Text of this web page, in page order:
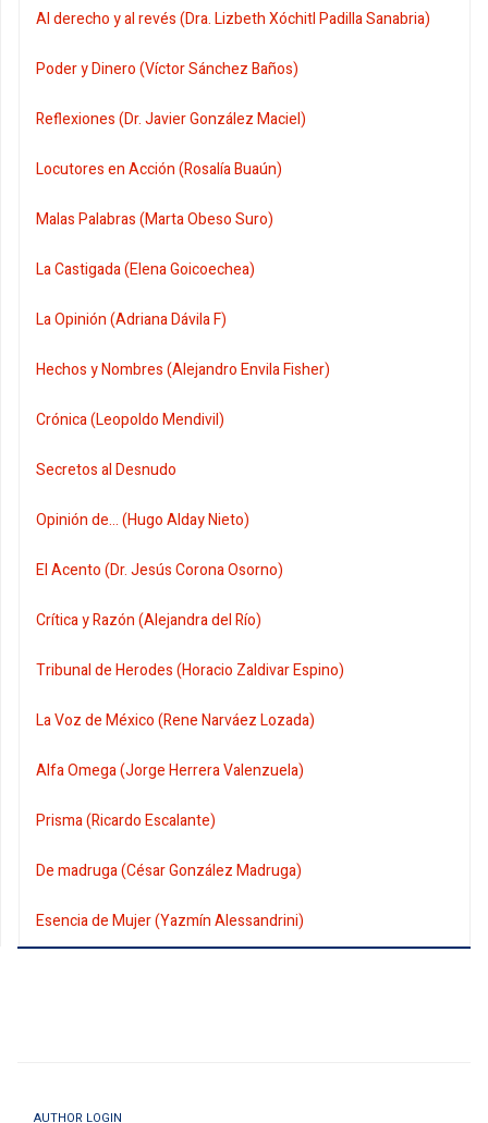
Al derecho y al revés (Dra. Lizbeth Xóchitl Padilla Sanabria)
Poder y Dinero (Víctor Sánchez Baños)
Reflexiones (Dr. Javier González Maciel)
Locutores en Acción (Rosalía Buaún)
Malas Palabras (Marta Obeso Suro)
La Castigada (Elena Goicoechea)
La Opinión (Adriana Dávila F)
Hechos y Nombres (Alejandro Envila Fisher)
Crónica (Leopoldo Mendivil)
Secretos al Desnudo
Opinión de... (Hugo Alday Nieto)
El Acento (Dr. Jesús Corona Osorno)
Crítica y Razón (Alejandra del Río)
Tribunal de Herodes (Horacio Zaldivar Espino)
La Voz de México (Rene Narváez Lozada)
Alfa Omega (Jorge Herrera Valenzuela)
Prisma (Ricardo Escalante)
De madruga (César González Madruga)
Esencia de Mujer (Yazmín Alessandrini)
AUTHOR LOGIN